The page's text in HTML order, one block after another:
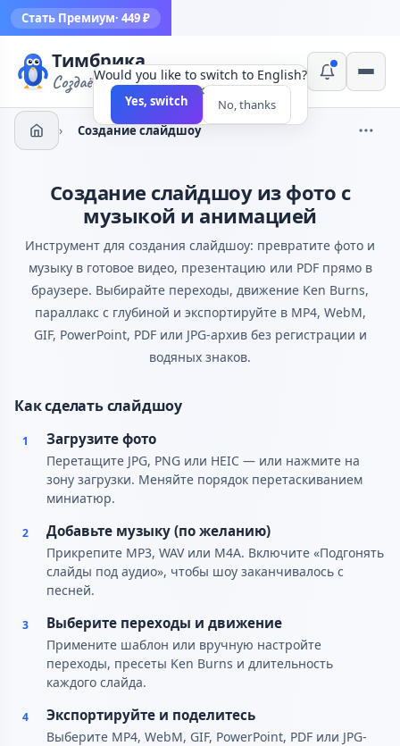
Стать Премиум· 449 ₽
Тимбрика
Создаём инструменты
› Создание слайдшоу
Создание слайдшоу из фото с
музыкой и анимацией
Инструмент для создания слайдшоу: превратите фото и
музыку в готовое видео, презентацию или PDF прямо в
браузере. Выбирайте переходы, движение Ken Burns,
параллакс с глубиной и экспортируйте в MP4, WebM,
GIF, PowerPoint, PDF или JPG-архив без регистрации и
водяных знаков.
Как сделать слайдшоу
1 Загрузите фото
Перетащите JPG, PNG или HEIC — или нажмите на
зону загрузки. Меняйте порядок перетаскиванием
миниатюр.
2 Добавьте музыку (по желанию)
Прикрепите MP3, WAV или M4A. Включите «Подгонять
слайды под аудио», чтобы шоу заканчивалось с
песней.
3 Выберите переходы и движение
Примените шаблон или вручную настройте
переходы, пресеты Ken Burns и длительность
каждого слайда.
4 Экспортируйте и поделитесь
Выберите MP4, WebM, GIF, PowerPoint, PDF или JPG-
×
Would you like to switch to English?
Yes, switch No, thanks